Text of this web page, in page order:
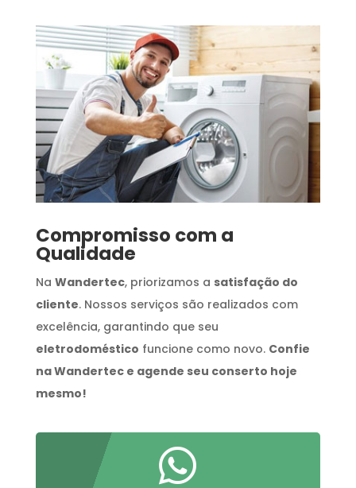
Compromisso com a
Qualidade
Na Wandertec, priorizamos a satisfação do
cliente. Nossos serviços são realizados com
excelência, garantindo que seu
eletrodoméstico funcione como novo. Confie
na Wandertec e agende seu conserto hoje
mesmo!
